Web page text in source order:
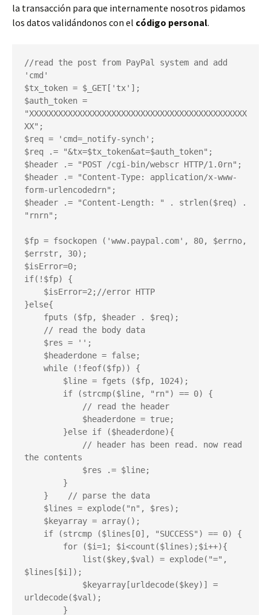
la transacción para que internamente nosotros pidamos
los datos validándonos con el código personal.
//read the post from PayPal system and add
'cmd'
$tx_token = $_GET['tx'];
$auth_token =
"XXXXXXXXXXXXXXXXXXXXXXXXXXXXXXXXXXXXXXXXXXXXX
XX";
$req = 'cmd=_notify-synch';
$req .= "&tx=$tx_token&at=$auth_token";
$header .= "POST /cgi-bin/webscr HTTP/1.0rn";
$header .= "Content-Type: application/x-www-
form-urlencodedrn";
$header .= "Content-Length: " . strlen($req) .
"rnrn";
$fp = fsockopen ('www.paypal.com', 80, $errno,
$errstr, 30);
$isError=0;
if(!$fp) {
}else{
the contents
$lines[$i]);
urldecode($val);